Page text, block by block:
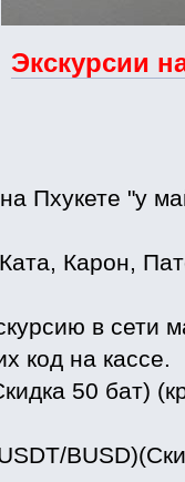
Экскурсии
Пхукете "у
Карон,
в сети
код на кассе.
50 бат)